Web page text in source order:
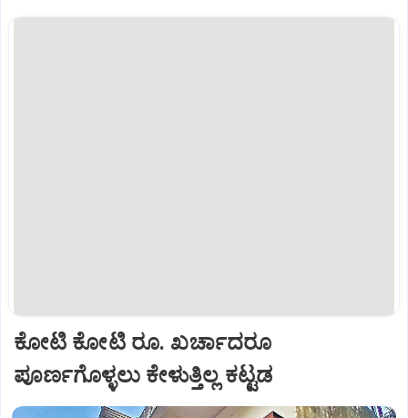
ಕೋಟಿ ಕೋಟಿ ರೂ. ಖರ್ಚಾದರೂ
ಪೂರ್ಣಗೊಳ್ಳಲು ಕೇಳುತ್ತಿಲ್ಲ ಕಟ್ಟಡ